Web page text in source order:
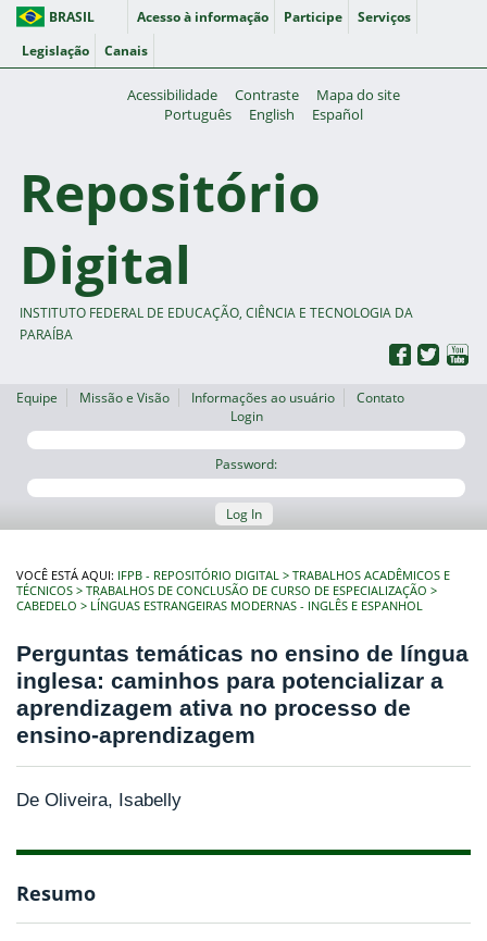
BRASIL Acesso à informação Participe
Serviços
Legislação
Canais
Acessibilidade Contraste
Mapa do site
Português
English Español
Repositório
Digital
INSTITUTO FEDERAL DE EDUCAÇÃO, CIÊNCIA E TECNOLOGIA DA
PARAÍBA
Equipe Missão e Visão Informações ao usuário
Contato
Login
Password:
Log In
VOCÊ ESTÁ AQUI: IFPB - REPOSITÓRIO DIGITAL
TRABALHOS ACADÊMICOS E
TÉCNICOS
TRABALHOS DE CONCLUSÃO DE CURSO DE ESPECIALIZAÇÃO
CABEDELO
LÍNGUAS ESTRANGEIRAS MODERNAS - INGLÊS E ESPANHOL
Perguntas temáticas no ensino de língua
inglesa: caminhos para potencializar a
aprendizagem ativa no processo de
ensino-aprendizagem
De Oliveira, Isabelly
Resumo